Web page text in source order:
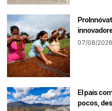
07/08/2026
El país
pocos,